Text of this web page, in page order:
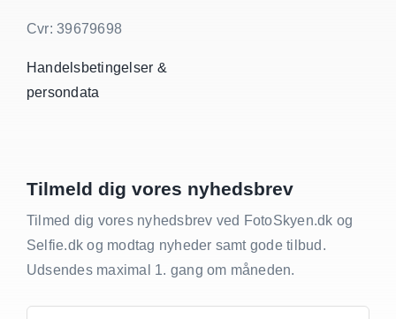
Cvr: 39679698
Handelsbetingelser &
persondata
Tilmeld dig vores nyhedsbrev
Tilmed dig vores nyhedsbrev ved FotoSkyen.dk og
Selfie.dk og modtag nyheder samt gode tilbud.
Udsendes maximal 1. gang om måneden.